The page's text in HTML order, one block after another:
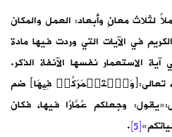
لثلاث معانٍ وأبعاد: العمل والمكان
في الآيات التي وردت فيها مادة
الاستعمار نفسها الآنفة الذكر.
تعالى:﴿وَٱسۡتَعۡمَرَكُمۡ فِیهَا﴾ ضم
وجعلكم عُمَّارًا فيها، فكان
[5]
.